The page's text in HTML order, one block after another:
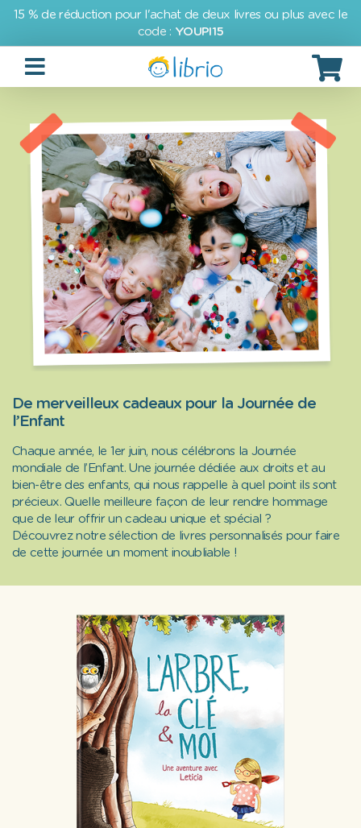
15 % de réduction pour l'achat de deux livres ou plus avec le
code : YOUPI15
De merveilleux cadeaux pour la Journée de
l’Enfant
Chaque année, le 1er juin, nous célébrons la Journée
mondiale de l’Enfant. Une journée dédiée aux droits et au
bien-être des enfants, qui nous rappelle à quel point ils sont
précieux. Quelle meilleure façon de leur rendre hommage
que de leur offrir un cadeau unique et spécial ?
Découvrez notre sélection de livres personnalisés pour faire
de cette journée un moment inoubliable !